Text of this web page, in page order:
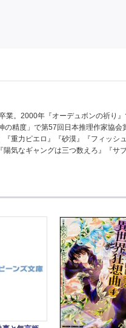
業。2000年『オーデュボンの祈り
の精度」で第57回日本推理作家協
『重力ピエロ』『砂漠』『フィッ
気なギャングは三つ数えろ』『サ